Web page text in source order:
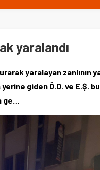
olacağız
karşıladı
Başladı
yaralandı
yaralayan zanlının
giden Ö.D. ve E.Ş.
ge…